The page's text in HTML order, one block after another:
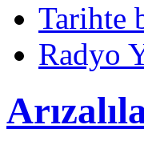
Tarihte
Radyo